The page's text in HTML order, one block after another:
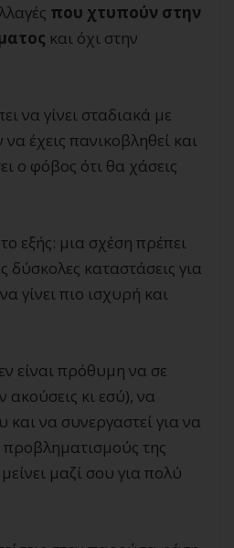
που χτυπούν στην
και όχι στην
να γίνει σταδιακά με
έχεις πανικοβληθεί και
ο φόβος ότι θα χάσεις
εξής: μια σχέση πρέπει
δύσκολες καταστάσεις για
γίνει πιο ισχυρή και
είναι πρόθυμη να σε
ακούσεις κι εσύ), να
και να συνεργαστεί για να
προβληματισμούς της
μαζί σου για πολύ